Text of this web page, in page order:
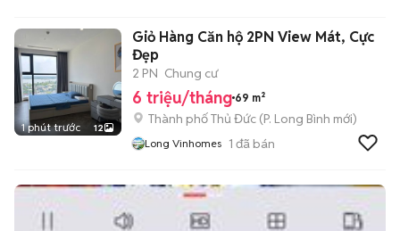
1 phút trước 12
Giỏ Hàng Căn hộ 2PN View Mát, Cực
Đẹp
2 PN Chung cư
6 triệu/tháng 69 m²
Thành phố Thủ Đức (P. Long Bình mới)
Long Vinhomes 1 đã bán